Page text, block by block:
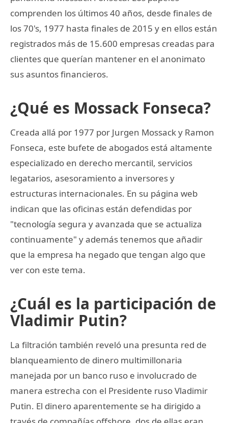
comprenden los últimos 40 años, desde finales de
los 70's, 1977 hasta finales de 2015 y en ellos están
registrados más de 15.600 empresas creadas para
clientes que querían mantener en el anonimato
sus asuntos financieros.
¿Qué es Mossack Fonseca?
Creada allá por 1977 por Jurgen Mossack y Ramon
Fonseca, este bufete de abogados está altamente
especializado en derecho mercantil, servicios
legatarios, asesoramiento a inversores y
estructuras internacionales. En su página web
indican que las oficinas están defendidas por
"tecnología segura y avanzada que se actualiza
continuamente" y además tenemos que añadir
que la empresa ha negado que tengan algo que
ver con este tema.
¿Cuál es la participación de
Vladimir Putin?
La filtración también reveló una presunta red de
blanqueamiento de dinero multimillonaria
manejada por un banco ruso e involucrado de
manera estrecha con el Presidente ruso Vladimir
Putin. El dinero aparentemente se ha dirigido a